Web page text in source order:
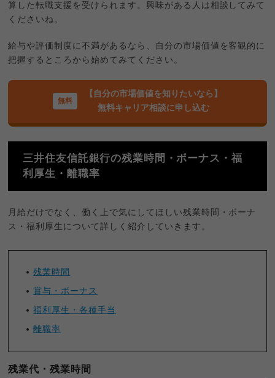
算した転職支援を受けられます。興味がある人は相談してみて
くださいね。
給与や評価制度に不満があるなら、自分の市場価値を客観的に
把握するところから始めてみてください。
【自分の市場価値を知りたいなら】
無料キャリア相談に申し込む
三井住友信託銀行の残業時間・ボーナス・福
利厚生・離職率
月給だけでなく、働く上で気にしてほしい残業時間・ボーナ
ス・福利厚生について詳しく紹介していきます。
残業時間
賞与・ボーナス
福利厚生・各種手当
離職率
残業代・残業時間